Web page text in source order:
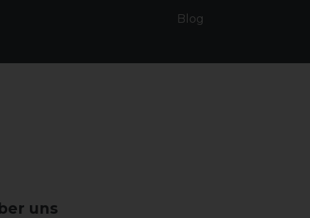
Blog
uns